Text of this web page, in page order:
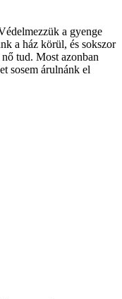
a gyenge
a ház körül, és sokszor
tud. Most azonban
sosem árulnánk el